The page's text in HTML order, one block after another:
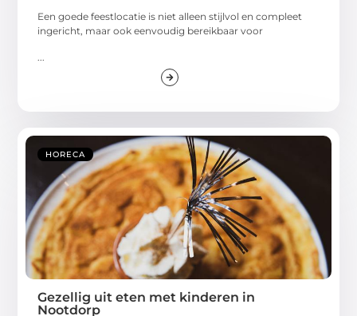
Een goede feestlocatie is niet alleen stijlvol en compleet
ingericht, maar ook eenvoudig bereikbaar voor
HORECA
Gezellig uit eten met kinderen in
Nootdorp